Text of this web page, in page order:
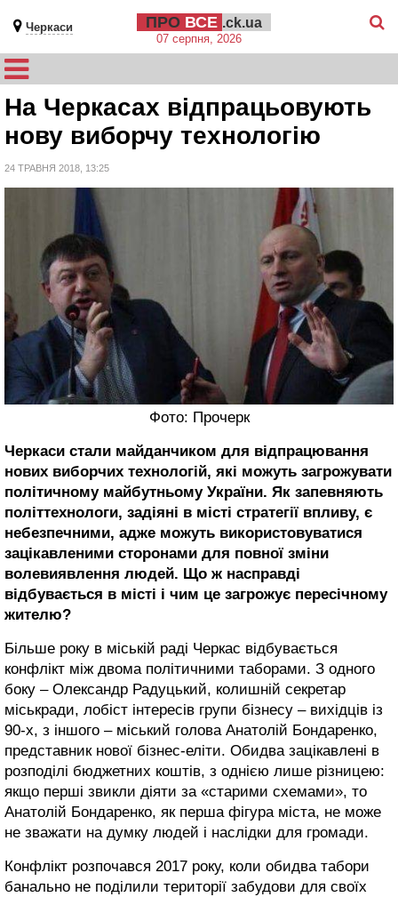
Черкаси ПРО ВСЕ .ck.ua
07 серпня, 2026
На Черкасах відпрацьовують
нову виборчу технологію
24 ТРАВНЯ 2018, 13:25
Фото: Прочерк
Черкаси стали майданчиком для відпрацювання
нових виборчих технологій, які можуть загрожувати
політичному майбутньому України. Як запевняють
політтехнологи, задіяні в місті стратегії впливу, є
небезпечними, адже можуть використовуватися
зацікавленими сторонами для повної зміни
волевиявлення людей. Що ж насправді
відбувається в місті і чим це загрожує пересічному
жителю?
Більше року в міській раді Черкас відбувається
конфлікт між двома політичними таборами. З одного
боку – Олександр Радуцький, колишній секретар
міськради, лобіст інтересів групи бізнесу – вихідців із
90-х, з іншого – міський голова Анатолій Бондаренко,
представник нової бізнес-еліти. Обидва зацікавлені в
розподілі бюджетних коштів, з однією лише різницею:
якщо перші звикли діяти за «старими схемами», то
Анатолій Бондаренко, як перша фігура міста, не може
не зважати на думку людей і наслідки для громади.
Конфлікт розпочався 2017 року, коли обидва табори
банально не поділили території забудови для своїх